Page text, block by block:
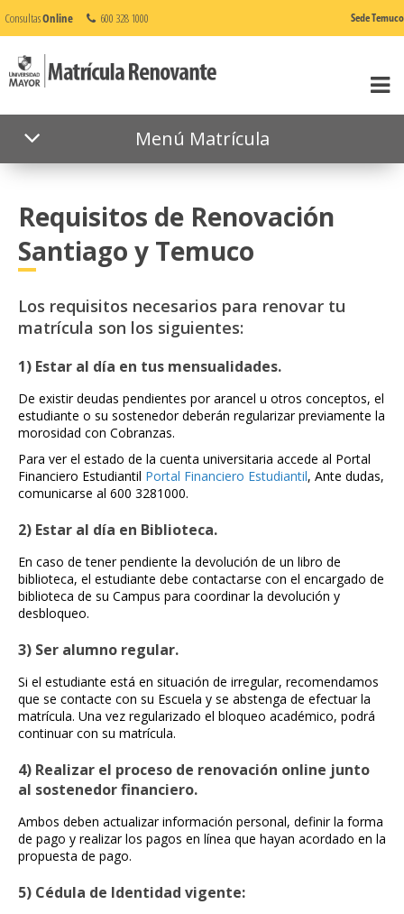
ConsultasOnline 600 328 1000 Sede Temuco
Menú Matrícula
Requisitos de Renovación
Santiago y Temuco
Los requisitos necesarios para renovar tu
matrícula son los siguientes:
1) Estar al día en tus mensualidades.
De existir deudas pendientes por arancel u otros conceptos, el
estudiante o su sostenedor deberán regularizar previamente la
morosidad con Cobranzas.
Para ver el estado de la cuenta universitaria accede al Portal
Financiero Estudiantil Portal Financiero Estudiantil, Ante dudas,
comunicarse al 600 3281000.
2) Estar al día en Biblioteca.
En caso de tener pendiente la devolución de un libro de
biblioteca, el estudiante debe contactarse con el encargado de
biblioteca de su Campus para coordinar la devolución y
desbloqueo.
3) Ser alumno regular.
Si el estudiante está en situación de irregular, recomendamos
que se contacte con su Escuela y se abstenga de efectuar la
matrícula. Una vez regularizado el bloqueo académico, podrá
continuar con su matrícula.
4) Realizar el proceso de renovación online junto
al sostenedor financiero.
Ambos deben actualizar información personal, definir la forma
de pago y realizar los pagos en línea que hayan acordado en la
propuesta de pago.
5) Cédula de Identidad vigente: